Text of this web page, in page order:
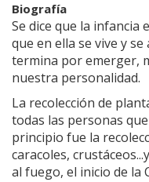
Biografía
Se dice que la infancia
que en ella se vive y
termina por emerger,
nuestra personalidad.
La recolección de
todas las personas
principio fue la
caracoles,
al fuego, el inicio de la